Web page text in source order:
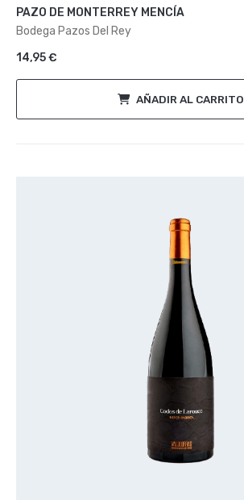
PAZO DE MONTERREY MENCÍA
Bodega Pazos Del Rey
14,95€
AÑADIR AL CARRITO